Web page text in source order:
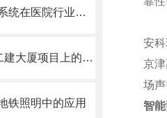
安科瑞智能照明控制系统在医院行业的应用
ALIBUS系统在福建二建大厦项目上的应用
铁照明中的应用
安
京
场
智